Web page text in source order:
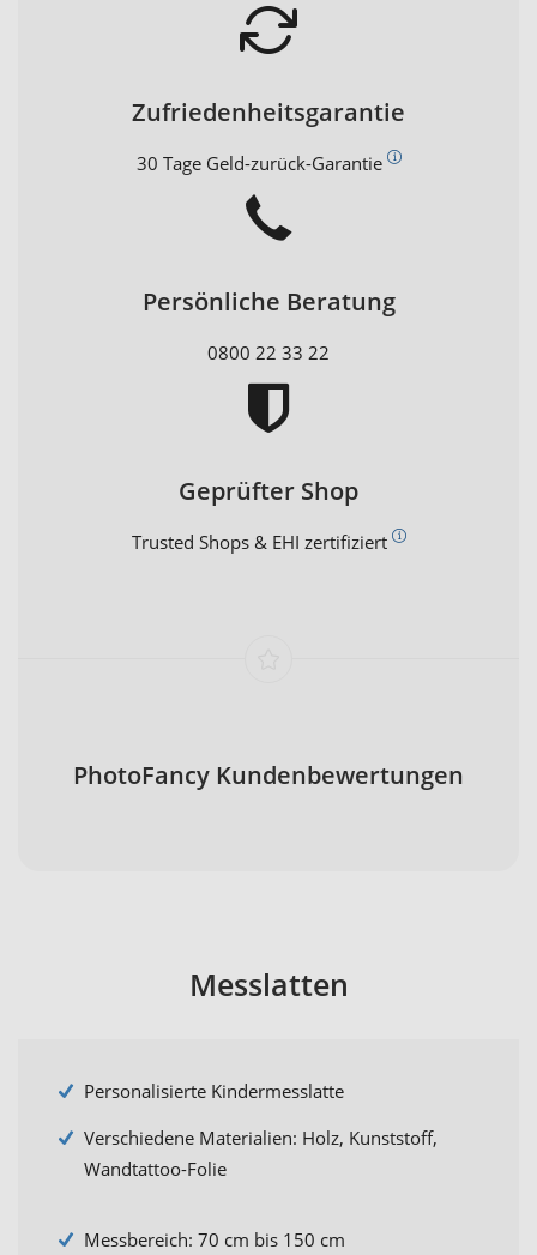
Zufriedenheitsgarantie
30 Tage Geld-zurück-Garantie
Persönliche Beratung
0800 22 33 22
Geprüfter Shop
Trusted Shops & EHI zertifiziert
PhotoFancy Kundenbewertungen
Messlatten
Personalisierte Kindermesslatte
Verschiedene Materialien: Holz, Kunststoff,
Wandtattoo-Folie
Messbereich: 70 cm bis 150 cm